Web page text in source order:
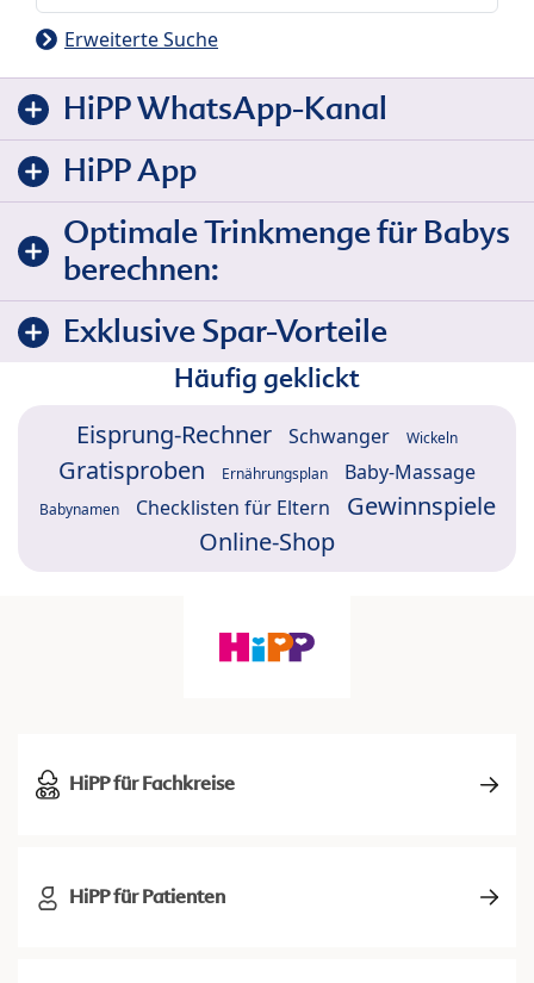
Erweiterte Suche
HiPP WhatsApp-Kanal
HiPP App
Optimale Trinkmenge für Babys
berechnen:
Exklusive Spar-Vorteile
Häufig geklickt
Eisprung-Rechner Schwanger Wickeln
Gratisproben Ernährungsplan Baby-Massage
Babynamen Checklisten für Eltern
Gewinnspiele
Online-Shop
HiPP für Fachkreise
HiPP für Patienten